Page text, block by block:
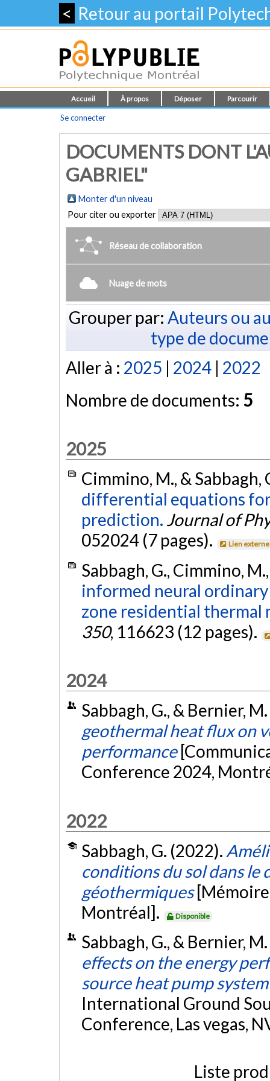
< Retour au portail
Accueil À propos Déposer Parcourir
Se connecter
DOCUMENTS DONT
GABRIEL"
Monter d'un niveau
Pour citer ou exporter
Réseau de collaboration
Nuage de mots
Grouper par: Auteurs ou
type de
Aller à : 2025 | 2024 | 2022
Nombre de documents: 5
2025
Cimmino, M., & Sabbagh,
differential equations
prediction. Journal of
052024 (7 pages).
Lien externe
Sabbagh, G., Cimmino,
informed neural
zone residential thermal
350, 116623 (12 pages).
2024
Sabbagh, G., & Bernier,
geothermal heat flux on
performance
Conference 2024,
2022
Sabbagh, G. (2022).
conditions du sol dans le
géothermiques
Montréal].
Disponible
Sabbagh, G., & Bernier,
effects on the energy
source heat pump system
International Ground
Conference, Las vegas,
Liste